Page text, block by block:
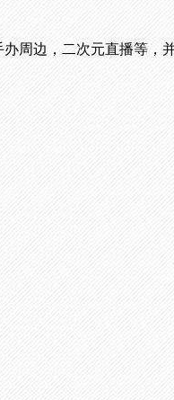
周边，二次元直播等，